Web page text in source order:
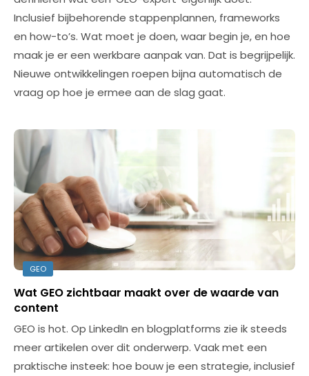
Inclusief bijbehorende stappenplannen, frameworks
en how-to’s. Wat moet je doen, waar begin je, en hoe
maak je er een werkbare aanpak van. Dat is begrijpelijk.
Nieuwe ontwikkelingen roepen bijna automatisch de
vraag op hoe je ermee aan de slag gaat.
GEO
Wat GEO zichtbaar maakt over de waarde van
content
GEO is hot. Op LinkedIn en blogplatforms zie ik steeds
meer artikelen over dit onderwerp. Vaak met een
praktische insteek: hoe bouw je een strategie, inclusief